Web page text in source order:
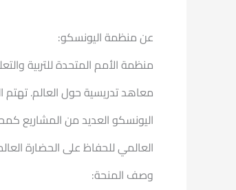
عن منظمة اليونسكو:
معاهد تدريسية حول العالم. تهتم
اليونسكو العديد من المشاريع
العالمي للحفاظ على الحضارة
وصف المنحة: